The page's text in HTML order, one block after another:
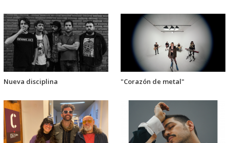
Nueva disciplina "Corazón de metal"